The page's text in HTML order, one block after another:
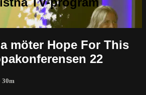
möter Hope For This
22
30m